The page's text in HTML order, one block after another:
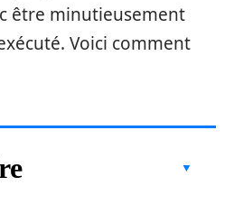
être minutieusement
Voici comment